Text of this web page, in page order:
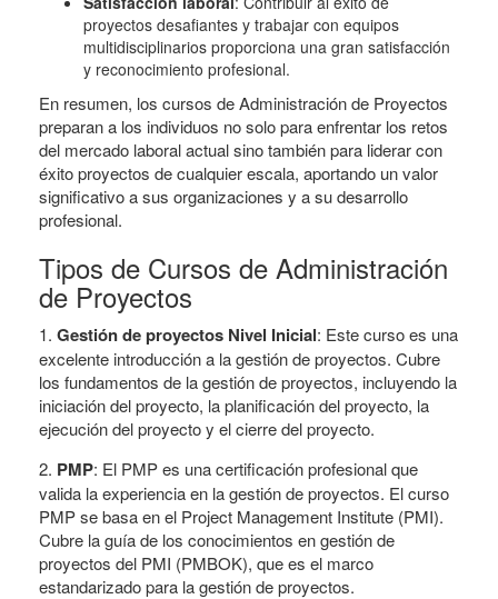
proyectos desafiantes y trabajar con equipos
multidisciplinarios proporciona una gran satisfacción
y reconocimiento profesional.
En resumen, los cursos de Administración de Proyectos
preparan a los individuos no solo para enfrentar los retos
del mercado laboral actual sino también para liderar con
éxito proyectos de cualquier escala, aportando un valor
significativo a sus organizaciones y a su desarrollo
profesional.
Tipos de Cursos de Administración
de Proyectos
1. Gestión de proyectos Nivel Inicial: Este curso es una
excelente introducción a la gestión de proyectos. Cubre
los fundamentos de la gestión de proyectos, incluyendo la
iniciación del proyecto, la planificación del proyecto, la
ejecución del proyecto y el cierre del proyecto.
2. PMP: El PMP es una certificación profesional que
valida la experiencia en la gestión de proyectos. El curso
PMP se basa en el Project Management Institute (PMI).
Cubre la guía de los conocimientos en gestión de
proyectos del PMI (PMBOK), que es el marco
estandarizado para la gestión de proyectos.